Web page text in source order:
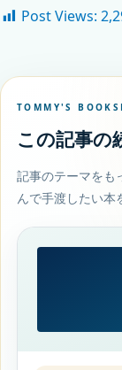
Post Views:
TOMMY'S
この記事の
記事のテーマをも
んで手渡したい本